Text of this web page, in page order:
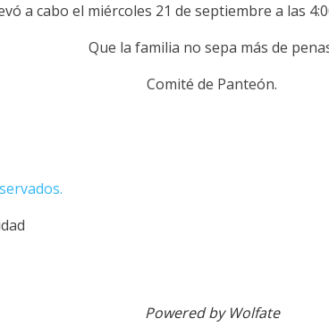
a cabo el miércoles 21 de septiembre a las
Que la familia no sepa más de
Comité de Panteón.
Powered by Wolfate